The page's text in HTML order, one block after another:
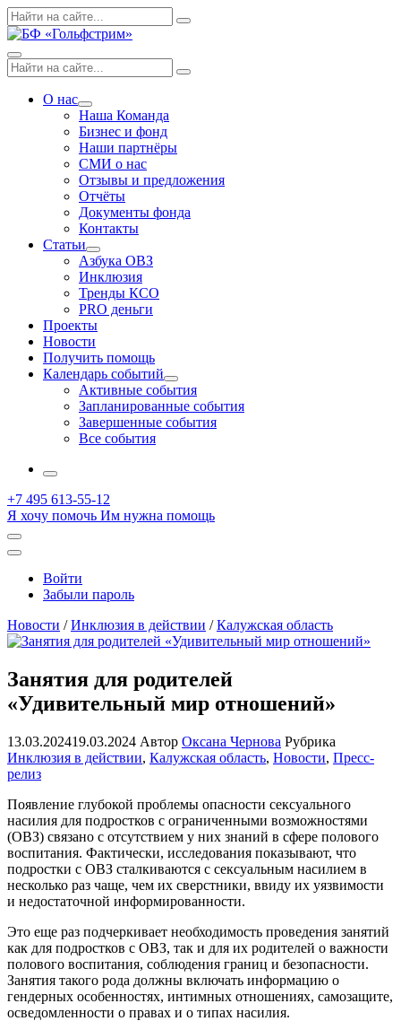
Skip
to
Поиск
по:
Search
Menu
Поиск
по:
Search
О нас
Expand
dropdown
Наша Команда
Бизнес и фонд
Наши партнёры
СМИ о нас
Отзывы и предложения
Отчёты
Документы фонда
Контакты
Статьи
Expand
dropdown
Азбука ОВЗ
Инклюзия
Тренды КСО
PRO деньги
Проекты
Новости
Получить помощь
Календарь событий
Expand
dropdown
Активные события
Запланированные события
Завершенные события
Все события
More
+7 495 613-55-12
Я хочу помочь Им нужна помощь
Открыть
поиск
Профиль
Войти
Забыли пароль
Новости /Инклюзия в действии /Калужская область
Занятия для родителей
«Удивительный мир отношений»
13.03.202419.03.2024 Автор Оксана Чернова Рубрика
Инклюзия в действии, Калужская область, Новости, Пресс-
релиз
Появление глубокой проблемы опасности сексуального
насилия для подростков с ограниченными возможностями
(ОВЗ) связано с отсутствием у них знаний в сфере полового
воспитания. Фактически, исследования показывают, что
подростки с ОВЗ сталкиваются с сексуальным насилием в
несколько раз чаще, чем их сверстники, ввиду их уязвимости
и недостаточной информированности.
Это еще раз подчеркивает необходимость проведения занятий
как для подростков с ОВЗ, так и для их родителей о важности
полового воспитания, соблюдения границ и безопасности.
Занятия такого рода должны включать информацию о
гендерных особенностях, интимных отношениях, самозащите,
осведомленности о правах и о типах насилия.